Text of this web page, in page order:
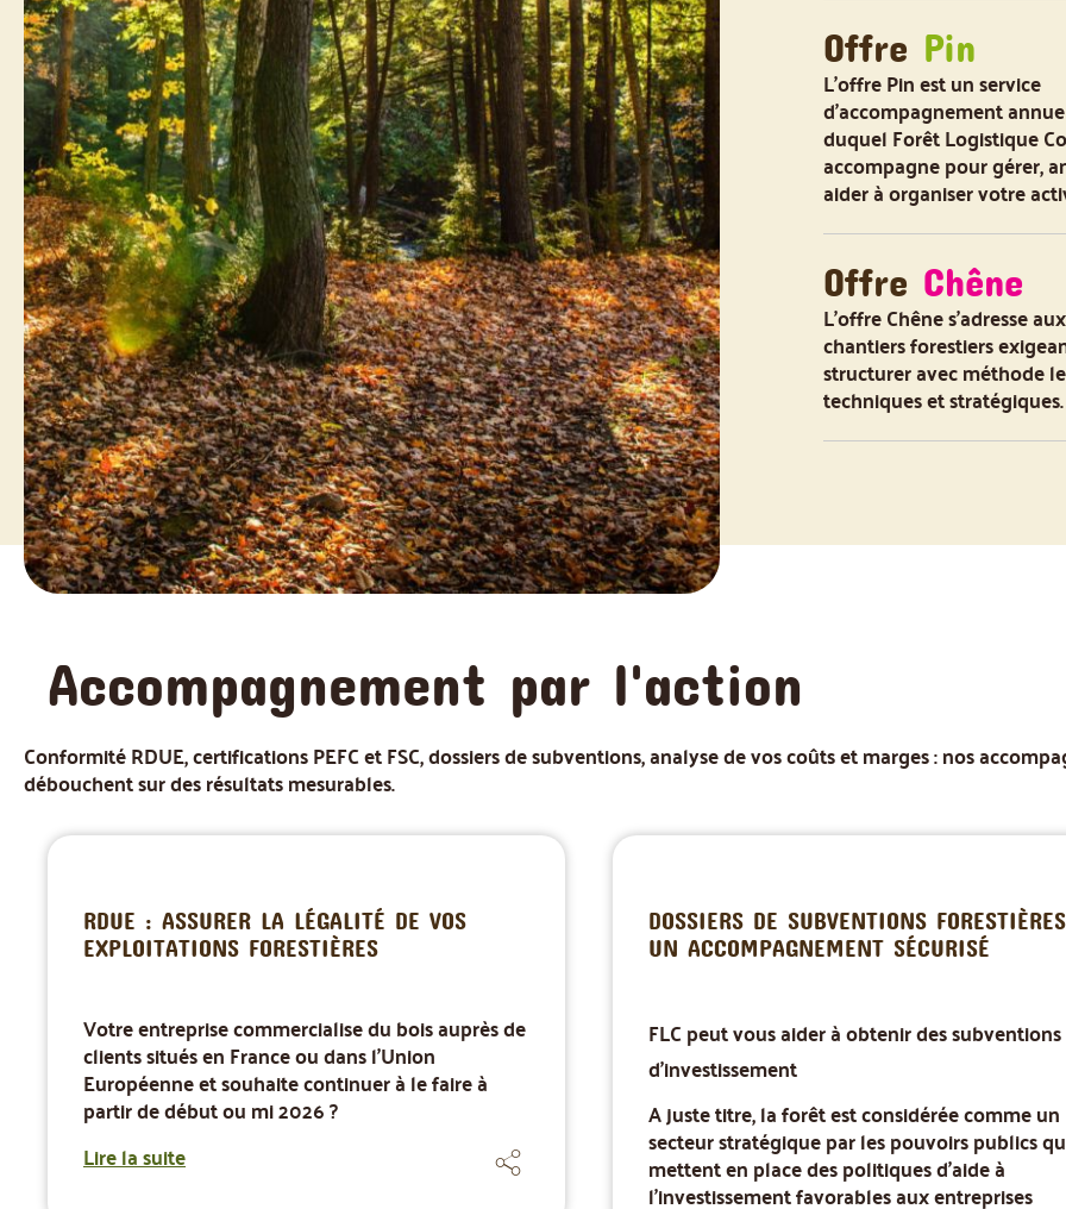
Offre Pin
L'offre Pin est un service
d'accompagnement
duquel Forêt Logistique
accompagne pour gérer,
aider à organiser votre
Offre Chêne
L'offre Chêne s'adresse
chantiers forestiers
structurer avec méthode
techniques et stratégiques.
Accompagnement par l'action
Conformité RDUE, certifications PEFC et FSC, dossiers de subventions, analyse de vos coûts et marges : nos
débouchent sur des résultats mesurables.
RDUE : ASSURER LA LÉGALITÉ DE VOS
EXPLOITATIONS FORESTIÈRES
Votre entreprise commercialise du bois auprès de
clients situés en France ou dans l'Union
Européenne et souhaite continuer à le faire à
partir de début ou mi 2026 ?
Lire la suite
DOSSIERS DE SUBVENTIONS
UN ACCOMPAGNEMENT SÉCURISÉ
FLC peut vous aider à obtenir des subventions
d'investissement
A juste titre, la forêt est considérée comme un
secteur stratégique par les pouvoirs publics
mettent en place des politiques d'aide à
l'investissement favorables aux entreprises